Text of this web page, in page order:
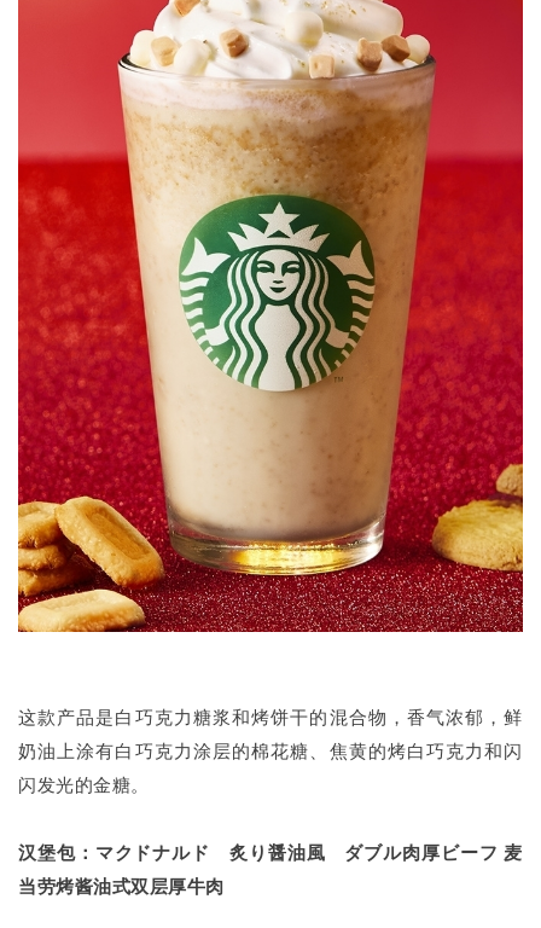
这款产品是白巧克力糖浆和烤饼干的混合物，香气浓郁，鲜
奶油上涂有白巧克力涂层的棉花糖、焦黄的烤白巧克力和闪
闪发光的金糖。
汉堡包：マクドナルド 炙り醤油風 ダブル肉厚ビーフ 麦
当劳烤酱油式双层厚牛肉